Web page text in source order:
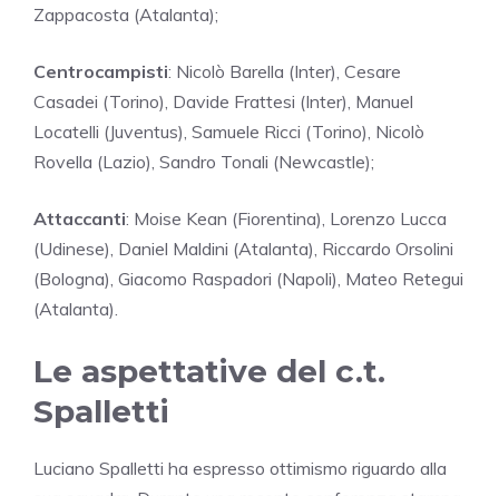
Zappacosta (Atalanta);
Centrocampisti: Nicolò Barella (Inter), Cesare
Casadei (Torino), Davide Frattesi (Inter), Manuel
Locatelli (Juventus), Samuele Ricci (Torino), Nicolò
Rovella (Lazio), Sandro Tonali (Newcastle);
Attaccanti: Moise Kean (Fiorentina), Lorenzo Lucca
(Udinese), Daniel Maldini (Atalanta), Riccardo Orsolini
(Bologna), Giacomo Raspadori (Napoli), Mateo Retegui
(Atalanta).
Le aspettative del c.t.
Spalletti
Luciano Spalletti ha espresso ottimismo riguardo alla